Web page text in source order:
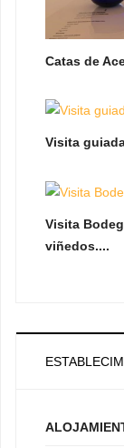
Catas de
Visita
Visita
viñedos....